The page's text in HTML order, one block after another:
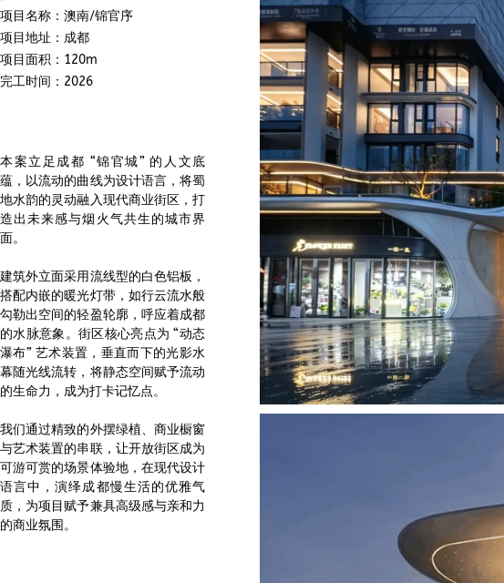
项目名称：澳南/锦官序
项目地址：成都
项目面积：120m
完工时间：2026
本案立足成都 “锦官城” 的人文底
蕴，以流动的曲线为设计语言，将蜀
地水韵的灵动融入现代商业街区，打
造出未来感与烟火气共生的城市界
面。
建筑外立面采用流线型的白色铝板，
搭配内嵌的暖光灯带，如行云流水般
勾勒出空间的轻盈轮廓，呼应着成都
的水脉意象。街区核心亮点为 “动态
瀑布” 艺术装置，垂直而下的光影水
幕随光线流转，将静态空间赋予流动
的生命力，成为打卡记忆点。
我们通过精致的外摆绿植、商业橱窗
与艺术装置的串联，让开放街区成为
可游可赏的场景体验地，在现代设计
语言中，演绎成都慢生活的优雅气
质，为项目赋予兼具高级感与亲和力
的商业氛围。